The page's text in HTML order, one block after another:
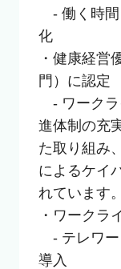
- 働く時間
化
・健康経営
門）に認定
- ワークラ
進体制の充
た取り組み
によるケイ
れています。
・ワークラ
- テレワー
導入